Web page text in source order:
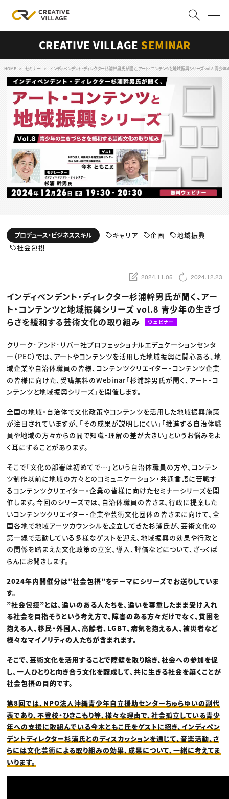
ログイン 会員登録
RECRUIT
クリエイター求人を探す
CREATIVE JOB求人検索
特集求人
採用説明会
転職支援サービス
CONTENTS
スキルアップしたい！
動画配信・映像制作
編集・ライティング
マーケティング
業界解説・キャリア事情
TOP Creator’s コラム トップ
Webクリエイター
アプリクリエイター
映像クリエイター
C＆R Magazine
セミナー
ニュース・トレンド
Web
映像
ゲーム・エンタメ
広告
出版
プロフェッショナル×つながる×メディア
CREATIVE VILLAGE SEMINAR
HOME セミナー インディペンデント・ディレクター杉浦幹男氏が聞く、アート・コンテンツと地域振興シリーズ vol.8 青
プロデュース・ビジネススキル キャリア 企画
地域振興
社会包摂
2024.11.05 2024.12.23
インディペンデント・ディレクター杉浦幹男氏が聞く、アー
ト・コンテンツと地域振興シリーズ vol.8 青少年の生きづ
らさを緩和する芸術文化の取り組み
ウェビナー
クリーク･アンド･リバー社プロフェッショナルエデュケーションセンタ
ー（PEC）では、アートやコンテンツを活用した地域振興に関心ある、地
域企業や自治体職員の皆様、コンテンツクリエイター・コンテンツ企業
の皆様に向けた、受講無料のWebinar「杉浦幹男氏が聞く、アート・コ
ンテンツと地域振興シリーズ」を開催します。
全国の地域・自治体で文化政策やコンテンツを活用した地域振興施策
が注目されていますが、「その成果が説明しにくい」「推進する自治体職
員や地域の方々からの間で知識・理解の差が大きい」というお悩みをよ
く耳にすることがあります。
そこで「文化の部署は初めてで…」という自治体職員の方や、コンテン
ツ制作以前に地域の方々とのコミュニケーション・共通言語に苦戦す
るコンテンツクリエイター・企業の皆様に向けたセミナーシリーズを開
催します。今回のシリーズでは、自治体職員の皆さま、行政に提案した
いコンテンツクリエイター・企業や芸術文化団体の皆さまに向けて、全
国各地で地域アーツカウンシルを設立してきた杉浦氏が、芸術文化の
第一線で活動している多様なゲストを迎え、地域振興の効果や行政と
の関係を踏まえた文化政策の立案、導入、評価などについて、ざっくば
らんにお聞きします。
2024年内開催分は”社会包摂”をテーマにシリーズでお送りしていま
す。
”社会包摂”とは、違いのある人たちを、違いを尊重したまま受け入れ
る社会を目指そうという考え方で、障害のある方々だけでなく、貧困を
抱える人、移民・外国人、高齢者、LGBT、病気を抱える人、被災者など
様々なマイノリティの人たちが含まれます。
そこで、芸術文化を活用することで障壁を取り除き、社会への参加を促
し、一人ひとりと向き合う文化を醸成して、共に生きる社会を築くことが
社会包摂の目的です。
第8回では、NPO法人沖縄青少年自立援助センターちゅらゆいの副代
表であり、不登校・ひきこもり等、様々な理由で、社会孤立している青少
年への支援に取組んでいる今木ともこ氏をゲストに招き、インディペン
デントディレクター杉浦氏とのディスカッションを通じて、音楽活動、さ
らには文化芸術による取り組みの効果、成果について、一緒に考えてま
いります。